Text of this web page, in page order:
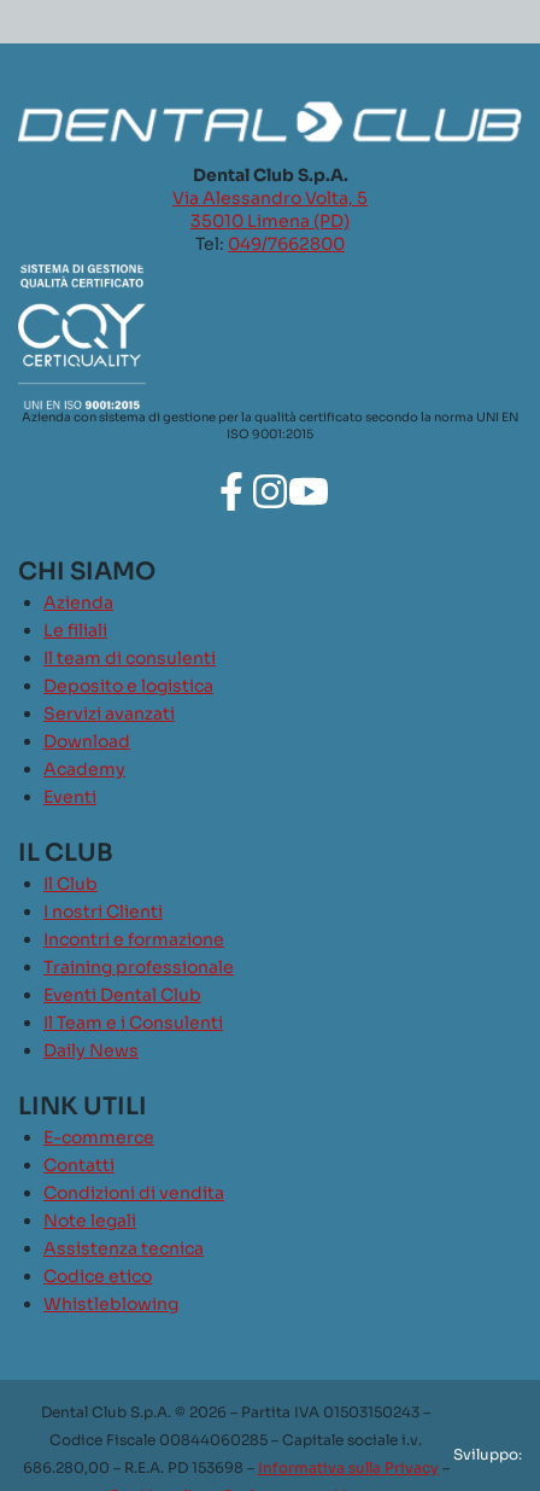
Dental Club S.p.A.
Via Alessandro Volta, 5
35010 Limena (PD)
Tel: 049/7662800
Azienda con sistema di gestione per la qualità certificato secondo la norma UNI EN
ISO 9001:2015
CHI SIAMO
Azienda
Le filiali
Il team di consulenti
Deposito e logistica
Servizi avanzati
Download
Academy
Eventi
IL CLUB
Il Club
I nostri Clienti
Incontri e formazione
Training professionale
Eventi Dental Club
Il Team e i Consulenti
Daily News
LINK UTILI
E-commerce
Contatti
Condizioni di vendita
Note legali
Assistenza tecnica
Codice etico
Whistleblowing
Dental Club S.p.A. © 2026 – Partita IVA 01503150243 –
Codice Fiscale 00844060285 – Capitale sociale i.v.
686.280,00 – R.E.A. PD 153698 – Informativa sulla Privacy –
Sviluppo: